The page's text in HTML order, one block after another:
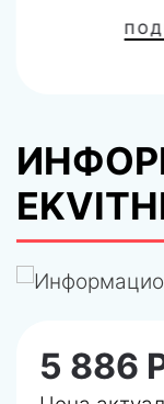
5 886